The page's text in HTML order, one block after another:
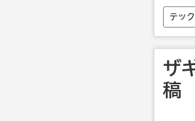
テッ
ザ
稿